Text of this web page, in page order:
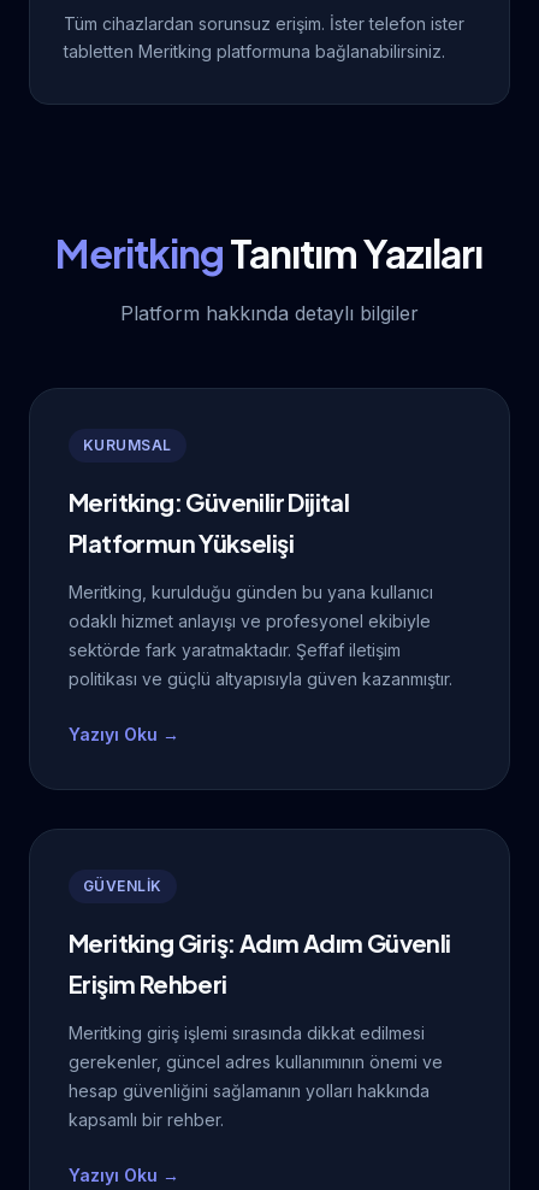
Tüm cihazlardan sorunsuz erişim. İster telefon ister
tabletten Meritking platformuna bağlanabilirsiniz.
MeritkingTanıtım Yazıları
Platform hakkında detaylı bilgiler
KURUMSAL
Meritking: Güvenilir Dijital
Platformun Yükselişi
Meritking, kurulduğu günden bu yana kullanıcı
odaklı hizmet anlayışı ve profesyonel ekibiyle
sektörde fark yaratmaktadır. Şeffaf iletişim
politikası ve güçlü altyapısıyla güven kazanmıştır.
Yazıyı Oku →
GÜVENLİK
Meritking Giriş: Adım Adım Güvenli
Erişim Rehberi
Meritking giriş işlemi sırasında dikkat edilmesi
gerekenler, güncel adres kullanımının önemi ve
hesap güvenliğini sağlamanın yolları hakkında
kapsamlı bir rehber.
Yazıyı Oku →